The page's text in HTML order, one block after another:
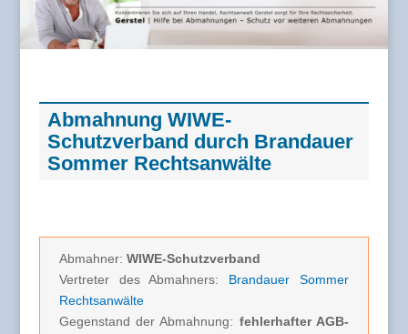
Abmahnung WIWE-
Schutzverband durch Brandauer
Sommer Rechtsanwälte
Abmahner: WIWE-Schutzverband
Vertreter des Abmahners: Brandauer Sommer
Rechtsanwälte
Gegenstand der Abmahnung: fehlerhafter AGB-